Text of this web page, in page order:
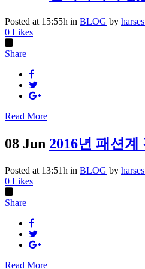
Posted at 15:55h in BLOG by
0 Likes
Share
Read More
08 Jun 2016년 패션계
Posted at 13:51h in BLOG by
0 Likes
Share
Read More